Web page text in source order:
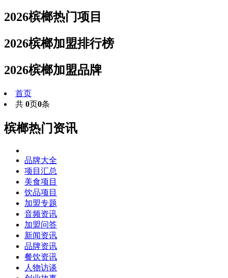
2026槟榔热门项目
2026槟榔加盟排行榜
2026槟榔加盟品牌
首页
共 0页0条
槟榔热门资讯
品牌大全
项目汇总
美食项目
饮品项目
加盟专题
音频资讯
加盟问答
新闻资讯
品牌资讯
餐饮资讯
人物访谈